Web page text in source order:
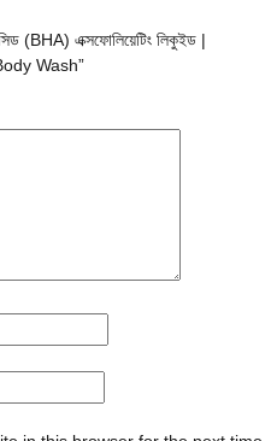
(BHA) এক্সফোলিয়েটিং লিকুইড |
Wash”